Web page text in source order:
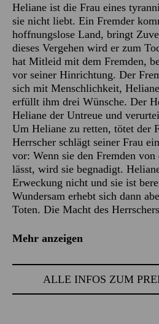
Heliane ist die Frau eines
sie nicht liebt. Ein Fremder
hoffnungslose Land, bringt
dieses Vergehen wird er zum
hat Mitleid mit dem Fremden,
vor seiner Hinrichtung. Der
sich mit Menschlichkeit,
erfüllt ihm drei Wünsche. Der
Heliane der Untreue und
Um Heliane zu retten, tötet der
Herrscher schlägt seiner Frau
vor: Wenn sie den Fremden von
lässt, wird sie begnadigt.
Erweckung nicht und sie ist
Wundersam erhebt sich dann
Toten. Die Macht des
Mehr anzeigen
ALLE INFOS ZUM